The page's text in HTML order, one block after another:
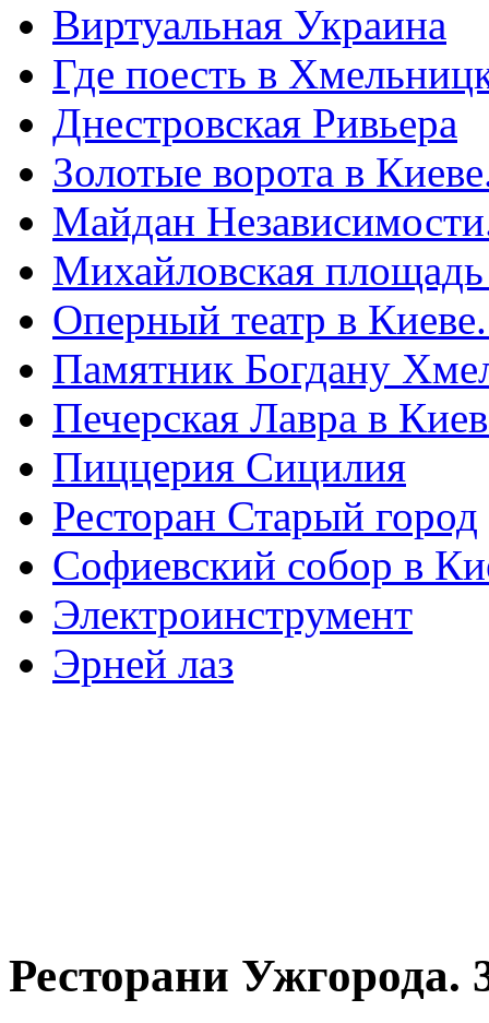
Виртуальная Украина
Где поесть в
Днестровская Ривьера
Золотые ворота в
Майдан
Михайловская
Оперный театр в
Памятник Богдану
Печерская Лавра в
Пиццерия Сицилия
Ресторан Старый город
Софиевский собор в
Электроинструмент
Эрней лаз
Ресторани Ужгорода.